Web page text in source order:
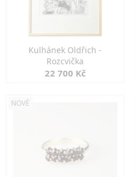
Kulhánek Oldřich -
Rozcvička
22 700 Kč
NOVÉ